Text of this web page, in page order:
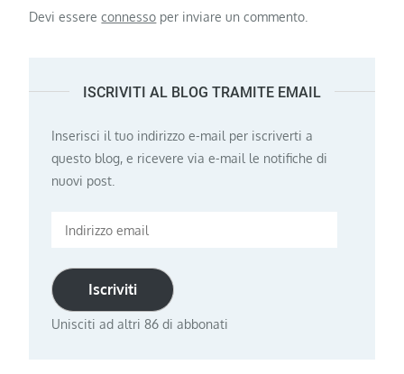
Devi essereconnesso per inviare un commento.
ISCRIVITI AL BLOG TRAMITE EMAIL
Inserisci il tuo indirizzo e-mail per iscriverti a
questo blog, e ricevere via e-mail le notifiche di
nuovi post.
Indirizzo
Iscriviti
Unisciti ad altri 86 di abbonati